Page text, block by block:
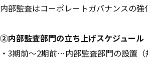
内部監査はコーポレートガバナンスの
②内部監査部門の立ち上げスケジュール
・3期前～2期前…内部監査部門の設置